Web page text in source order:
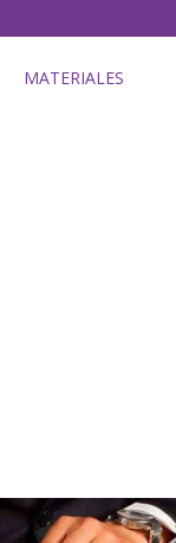
MATERIALES